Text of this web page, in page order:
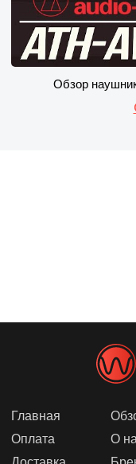
Обзор
Главная
Оплата
О